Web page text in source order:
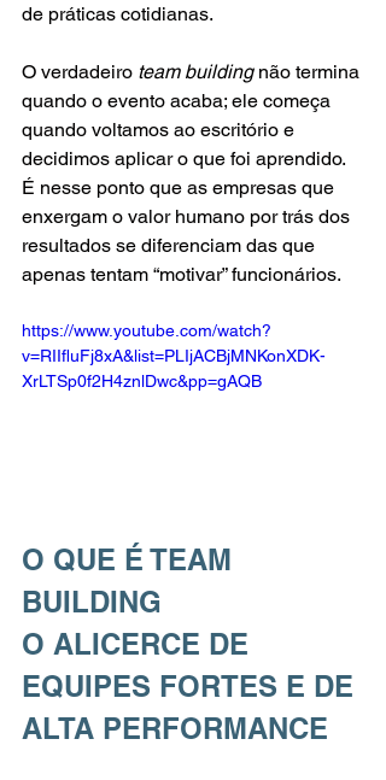
de práticas cotidianas.
O verdadeiro team building não termina
quando o evento acaba; ele começa
quando voltamos ao escritório e
decidimos aplicar o que foi aprendido.
É nesse ponto que as empresas que
enxergam o valor humano por trás dos
resultados se diferenciam das que
apenas tentam “motivar” funcionários.
https://www.youtube.com/watch?
v=RIIfluFj8xA&list=PLIjACBjMNKonXDK-
XrLTSp0f2H4znlDwc&pp=gAQB
O QUE É TEAM
BUILDING
O ALICERCE DE
EQUIPES FORTES E DE
ALTA PERFORMANCE